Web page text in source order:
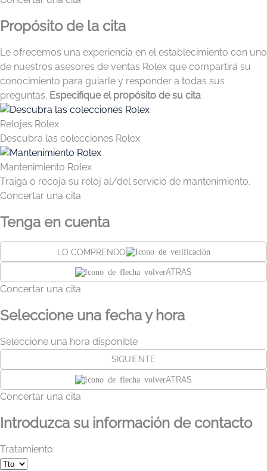
Propósito de la cita
Le ofrecemos una experiencia en el establecimiento con uno
de nuestros asesores de ventas Rolex que compartirá su
conocimiento para guiarle y responder a todas sus
preguntas. Especifique el propósito de su cita
Relojes Rolex
Descubra las colecciones Rolex
Mantenimiento Rolex
Traiga o recoja su reloj al/del servicio de mantenimiento.
Concertar una cita
Tenga en cuenta
LO COMPRENDO
ATRAS
Concertar una cita
Seleccione una fecha y hora
Seleccione una hora disponible
SIGUIENTE
ATRAS
Concertar una cita
Introduzca su información de contacto
Tratamiento: